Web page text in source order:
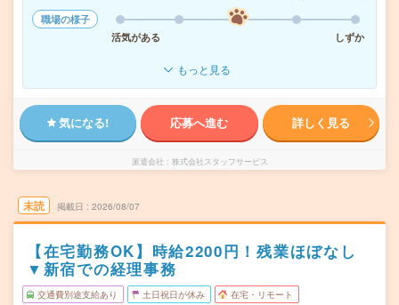
職場の様子
活気がある
しずか
もっと見る
気になる! 応募へ進む 詳しく見る
派遣会社 株式会社スタッフサービス
未読 掲載日 2026/08/07
【在宅勤務OK】時給2200円！残業ほぼなし
▼新宿での経理事務
交通費別途支給あり 土日祝日が休み 在宅・リモート